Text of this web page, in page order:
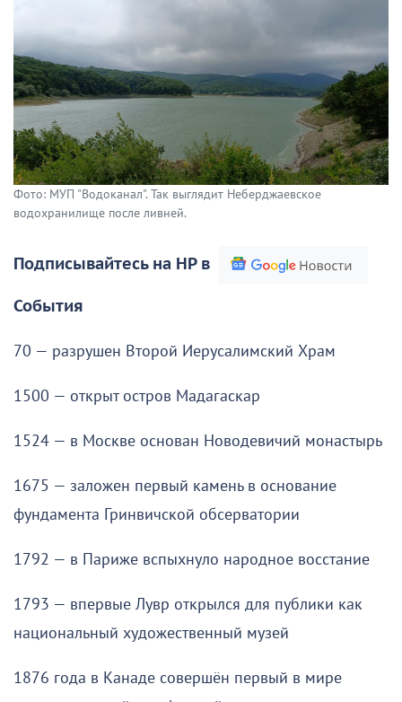
Фото: МУП "Водоканал". Так выглядит Неберджаевское
водохранилище после ливней.
Подписывайтесь на НР в
События
70 — разрушен Второй Иерусалимский Храм
1500 — открыт остров Мадагаскар
1524 — в Москве основан Новодевичий монастырь
1675 — заложен первый камень в основание
фундамента Гринвичской обсерватории
1792 — в Париже вспыхнуло народное восстание
1793 — впервые Лувр открылся для публики как
национальный художественный музей
1876 года в Канаде совершён первый в мире